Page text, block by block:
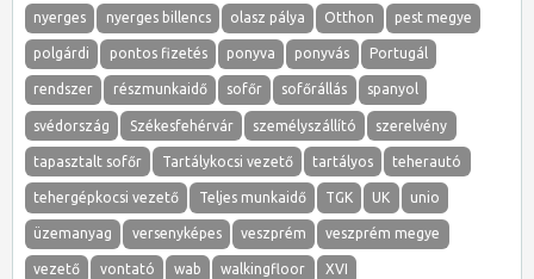
nyerges nyerges billencs olasz pálya Otthon pest megye
polgárdi pontos fizetés ponyva ponyvás Portugál
rendszer részmunkaidő sofőr sofőrállás spanyol
svédország Székesfehérvár személyszállító szerelvény
tapasztalt sofőr Tartálykocsi vezető tartályos teherautó
tehergépkocsi vezető Teljes munkaidő TGK UK unio
üzemanyag versenyképes veszprém veszprém megye
vezető vontató wab walkingfloor XVI